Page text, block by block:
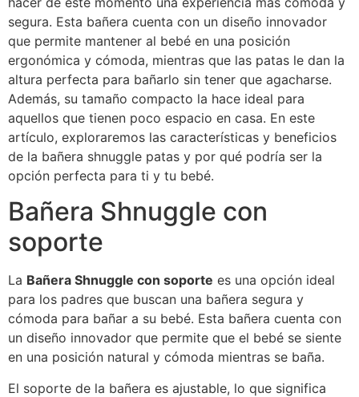
segura. Esta bañera cuenta con un diseño innovador
que permite mantener al bebé en una posición
ergonómica y cómoda, mientras que las patas le dan la
altura perfecta para bañarlo sin tener que agacharse.
Además, su tamaño compacto la hace ideal para
aquellos que tienen poco espacio en casa. En este
artículo, exploraremos las características y beneficios
de la bañera shnuggle patas y por qué podría ser la
opción perfecta para ti y tu bebé.
Bañera Shnuggle con
soporte
La Bañera Shnuggle con soporte es una opción ideal
para los padres que buscan una bañera segura y
cómoda para bañar a su bebé. Esta bañera cuenta con
un diseño innovador que permite que el bebé se siente
en una posición natural y cómoda mientras se baña.
El soporte de la bañera es ajustable, lo que significa